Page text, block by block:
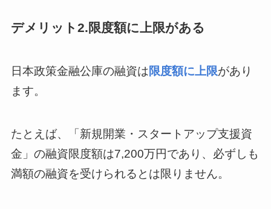
デメリット2.限度額に上限がある
日本政策金融公庫の融資は限度額に上限があり
ます。
たとえば、「新規開業・スタートアップ支援資
金」の融資限度額は7,200万円であり、必ずしも
満額の融資を受けられるとは限りません。